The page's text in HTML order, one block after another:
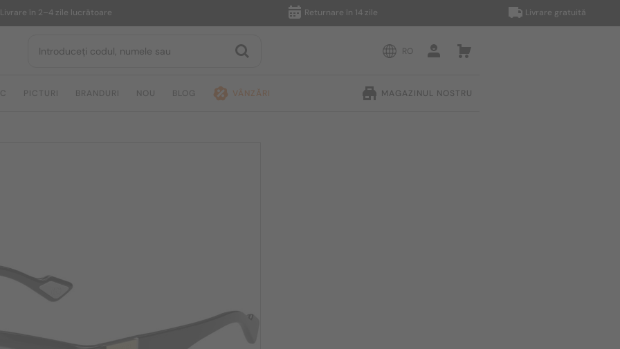
în 2–4 zile lucrătoare Returnare în 14 zile Livrare gratuită
RO
PICTURI BRANDURI NOU BLOG VÂNZĂRI MAGAZINUL NOSTRU